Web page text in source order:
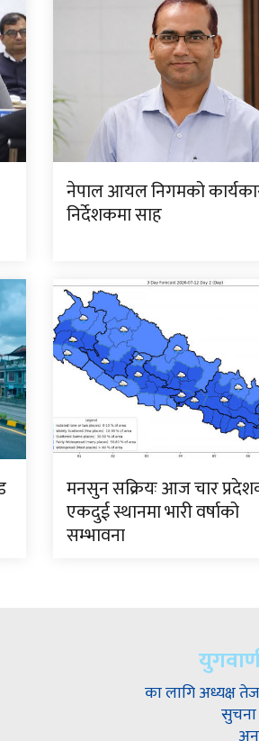
नेपाल आयल निगमको
निर्देशकमा साह
मनसुन सक्रियः आज चार
एकदुई स्थानमा भारी वर्षाको
सम्भावना
का लागि अध्यक्ष
सुचना